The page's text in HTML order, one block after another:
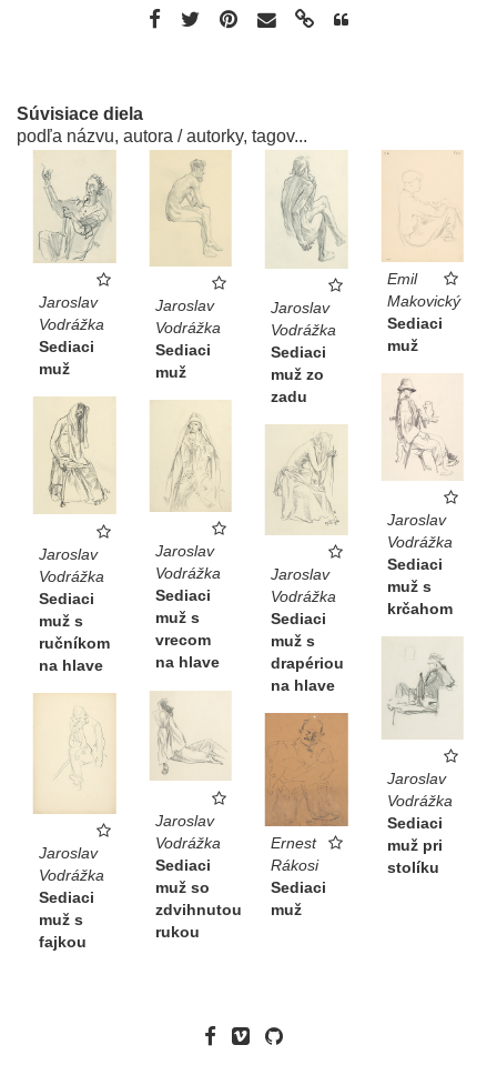
Súvisiace diela
podľa názvu, autora / autorky, tagov...
Jaroslav
Vodrážka
Sediaci
muž
Jaroslav
Vodrážka
Sediaci
muž
Jaroslav
Vodrážka
Sediaci
muž zo
zadu
Emil
Makovický
Sediaci
muž
Jaroslav
Vodrážka
Sediaci
muž s
krčahom
Jaroslav
Vodrážka
Sediaci
muž s
ručníkom
na hlave
Jaroslav
Vodrážka
Sediaci
muž s
vrecom
na hlave
Jaroslav
Vodrážka
Sediaci
muž s
drapériou
na hlave
Jaroslav
Vodrážka
Sediaci
muž pri
stolíku
Jaroslav
Vodrážka
Sediaci
muž so
zdvihnutou
rukou
Jaroslav
Vodrážka
Sediaci
muž s
fajkou
Ernest
Rákosi
Sediaci
muž